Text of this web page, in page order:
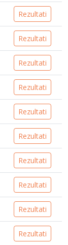
Rezultati
Rezultati
Rezultati
Rezultati
Rezultati
Rezultati
Rezultati
Rezultati
Rezultati
Rezultati